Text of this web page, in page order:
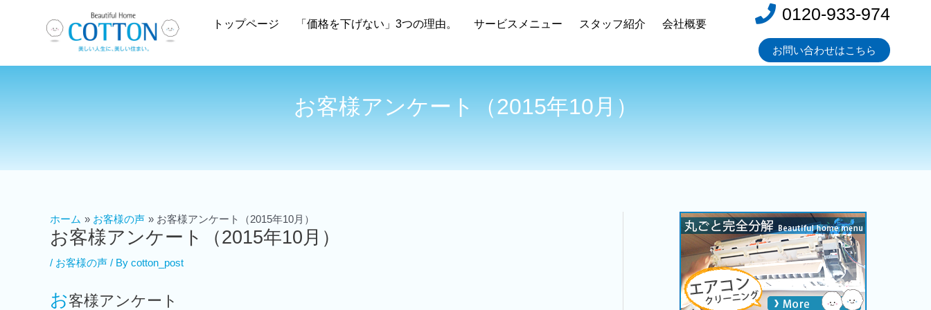
トップページ 「価格を下げない」3つの理由。 サービスメニュー スタッフ紹介 会社概要
0120-933-974
お問い合わせはこちら
お客様アンケート（2015年10月）
ホーム お客様の声 お客様アンケート（2015年10月）
お客様アンケート（2015年10月）
/ お客様の声 / By cotton_post
お客様アンケート